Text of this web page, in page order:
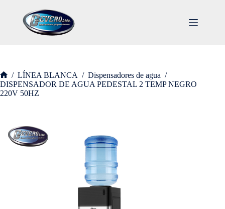
/ LÍNEA BLANCA / Dispensadores de agua /
DISPENSADOR DE AGUA PEDESTAL 2 TEMP NEGRO
220V 50HZ